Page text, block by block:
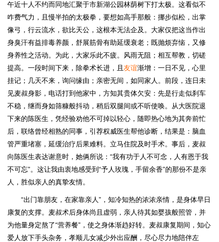
午近十人不约而同地汇聚于市新湖公园林荫树下打太极。这看似不
咋费气力，且慢半拍的太极拳，要想如高手那般：挪步似松，出掌
像弓，行云流水，欲比天公，这根本无法企及。大家仅把这当作出
身臭汗有益排毒养颜，舒展筋骨有助延缓衰老；既抛烦弃恼，又修
身养性之活动。为此，大家乐此不疲。风雨无阻；相互帮教，切磋
提高。一段时间下来，除拳术长进，且 友谊渐增：一日不见，心里
挂记；几天不来，询问缘由；亲密无间，如同家人。前段，连日未
见麦叔身影，电话打到他家中，方知其贵体欠安：先是行走似刹车
不稳，继而身如筛糠般抖动，稍后双腿间或不听使唤。从大医院退
下来的陈医生，凭经验劝他不可掉以轻心，随即热心地为其奔前忙
后，联络曾经相熟的同事，引荐权威医生帮他诊断，结果是：脑血
管严重堵塞，延缓治疗后果难料。立马住院及时手术。事后，麦叔
向陈医生表达谢意时，她俩所说：“我有功于人不可念，人有恩于我
不可忘”。这让我由衷地感受到“予人玫瑰，手留余香”的那份不是亲
人，胜似亲人的真挚友情。
“出门靠朋友，在家靠亲人”，知冷知热的浓浓亲情，是身体早日
康复的支撑。麦叔术后身体尚且虚弱，亲人待其如婴孩般照管，并
为他量身定熬了“营养餐”，使之身体渐趋好转。麦叔康复期间，知心
爱人放下手头杂务，孝顺儿女减少外出应酬，尽心尽力地陪伴左